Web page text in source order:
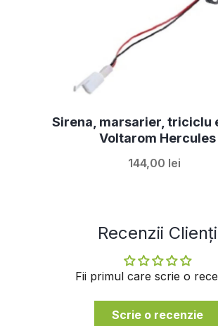
Sirena, marsarier, triciclu
Voltarom Hercules
144,00 lei
Recenzii Clienți
Fii primul care scrie o
Scrie o recenzie